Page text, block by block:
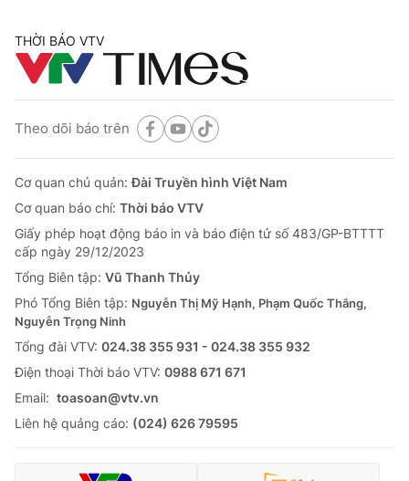
THỜI BÁO VTV
Theo dõi báo trên
Cơ quan chủ quản:Đài Truyền hình Việt Nam
Cơ quan báo chí: Thời báo VTV
Giấy phép hoạt động báo in và báo điện tử số 483/GP-BTTTT
cấp ngày 29/12/2023
Tổng Biên tập: Vũ Thanh Thủy
Phó Tổng Biên tập: Nguyễn Thị Mỹ Hạnh, Phạm Quốc Thắng,
Nguyễn Trọng Ninh
Tổng đài VTV: 024.38 355 931 - 024.38 355 932
Ðiện thoại Thời báo VTV: 0988 671 671
Email: toasoan@vtv.vn
Liên hệ quảng cáo: (024) 626 79595